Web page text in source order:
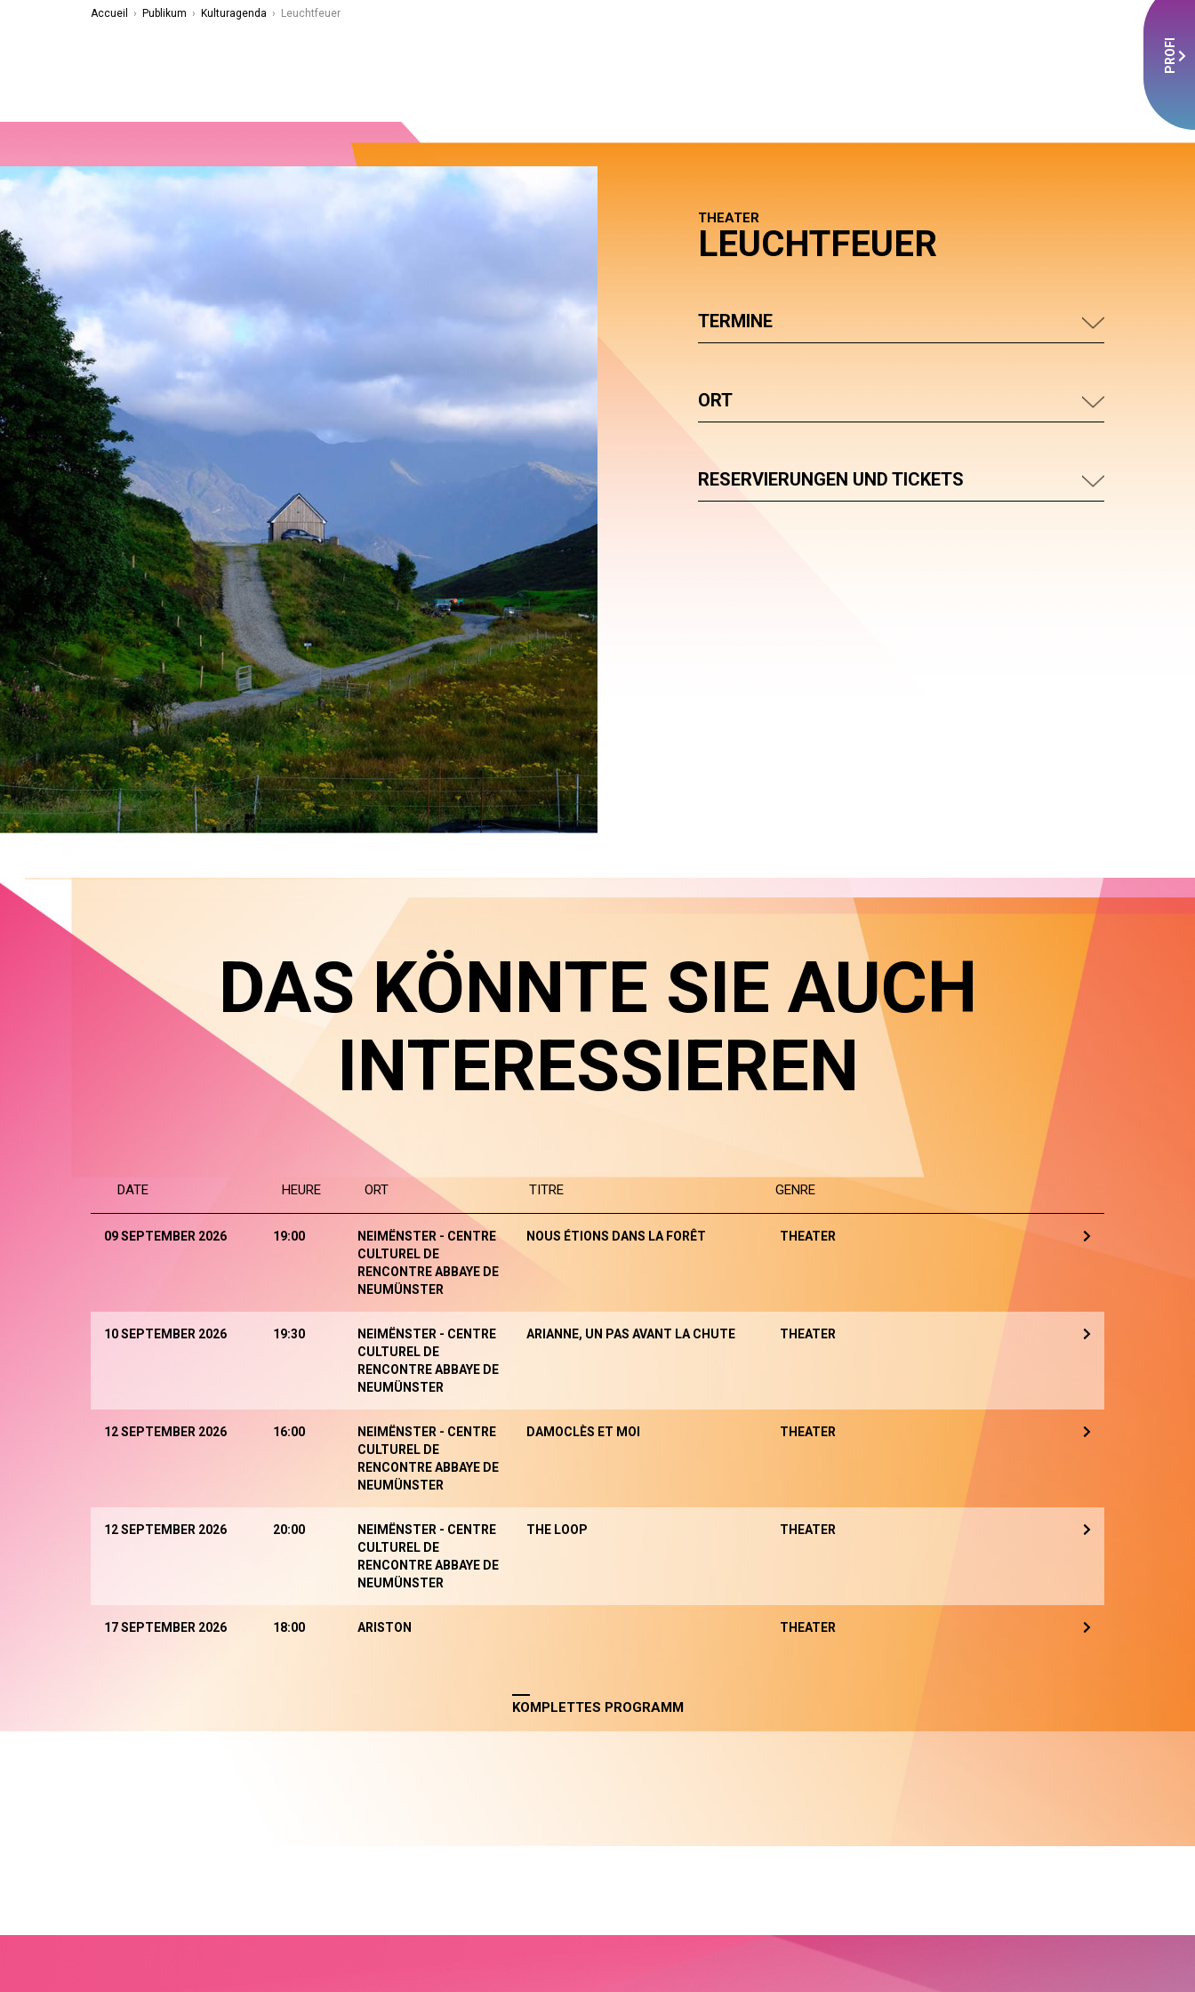
PROFI
Accueil › Publikum › Kulturagenda › Leuchtfeuer
THEATER
LEUCHTFEUER
TERMINE
ORT
RESERVIERUNGEN UND TICKETS
DAS KÖNNTE SIE AUCH
INTERESSIEREN
DATE HEURE ORT TITRE GENRE
09 SEPTEMBER 2026 19:00
NEIMËNSTER - CENTRE
CULTUREL DE
RENCONTRE ABBAYE DE
NEUMÜNSTER
NOUS ÉTIONS DANS LA FORÊT THEATER
10 SEPTEMBER 2026 19:30
NEIMËNSTER - CENTRE
CULTUREL DE
RENCONTRE ABBAYE DE
NEUMÜNSTER
ARIANNE, UN PAS AVANT LA CHUTE THEATER
12 SEPTEMBER 2026 16:00
NEIMËNSTER - CENTRE
CULTUREL DE
RENCONTRE ABBAYE DE
NEUMÜNSTER
DAMOCLÈS ET MOI THEATER
12 SEPTEMBER 2026 20:00
NEIMËNSTER - CENTRE
CULTUREL DE
RENCONTRE ABBAYE DE
NEUMÜNSTER
THE LOOP THEATER
17 SEPTEMBER 2026 18:00 ARISTON THEATER
KOMPLETTES PROGRAMM